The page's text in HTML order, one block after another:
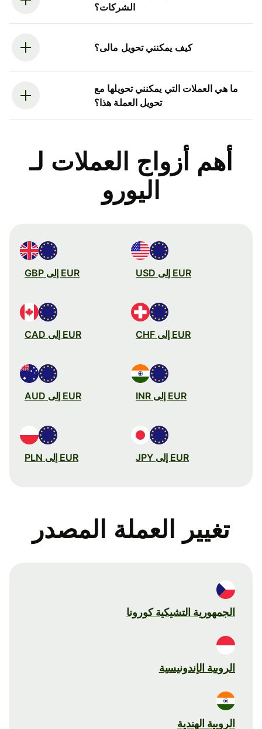
الشركات؟
كيف يمكنني تحويل مالى؟
ما هي العملات التي يمكنني تحويلها مع
تحويل العملة هذا؟
أهم أزواج العملات لـ
اليورو
EUR إلى USD EUR إلى GBP
EUR إلى CHF EUR إلى CAD
EUR إلى INR EUR إلى AUD
EUR إلى JPY EUR إلى PLN
تغيير العملة المصدر
الجمهورية التشيكية كورونا
الروبية الإندونيسية
الروبية الهندية